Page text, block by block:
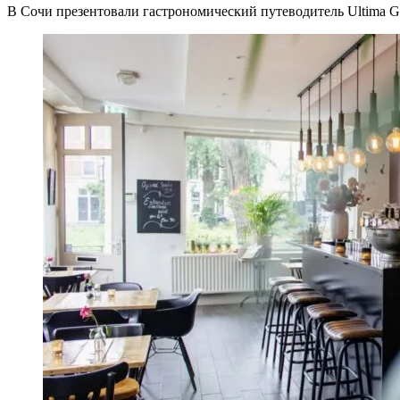
В Сочи презентовали гастрономический путеводитель Ultima